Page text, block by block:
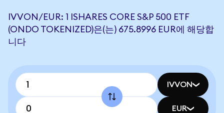
IVVON/EUR: 1 ISHARES CORE S&P 500 ETF
(ONDO TOKENIZED)은(는) 675.8996 EUR에 해당합
니다
IVVON
EUR